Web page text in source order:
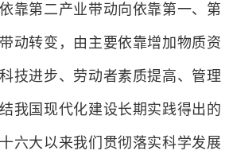
靠第二产业带动向依靠第一、第
动转变，由主要依靠增加物质资
技进步、劳动者素质提高、管理
我国现代化建设长期实践得出的
六大以来我们贯彻落实科学发展